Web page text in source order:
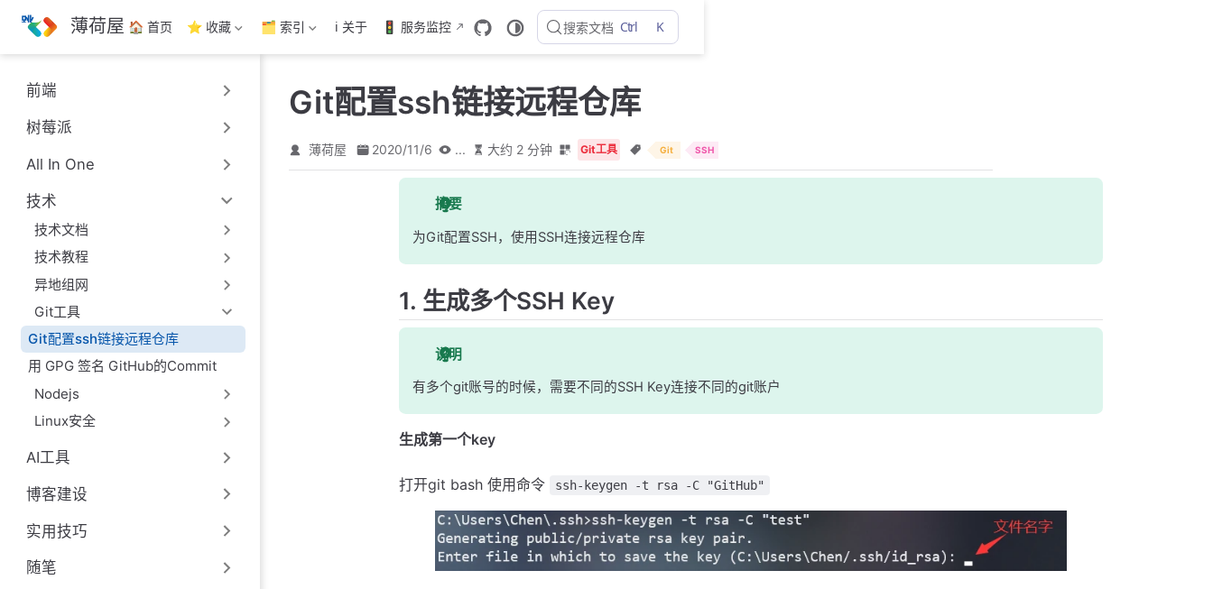
跳
主
要
內
容
薄荷屋 🏠 首页 ⭐ 收藏 🗂️ 索引 ℹ️ 关于 🚦 服务监控 搜索文档 Ctrl K
前端
树莓派
All In One
技术
技术文档
技术教程
异地组网
Git工具
Git配置ssh链接远程仓库
用 GPG 签名 GitHub的Commit
Nodejs
Linux安全
AI工具
博客建设
实用技巧
随笔
Git配置ssh链接远程仓库
薄荷屋 2020/11/6 ... 大约 2 分钟 Git工具 Git SSH
摘要
为Git配置SSH，使用SSH连接远程仓库
1. 生成多个SSH Key
说明
有多个git账号的时候，需要不同的SSH Key连接不同的git账户
生成第一个key
打开git bash 使用命令 ssh-keygen -t rsa -C "GitHub"